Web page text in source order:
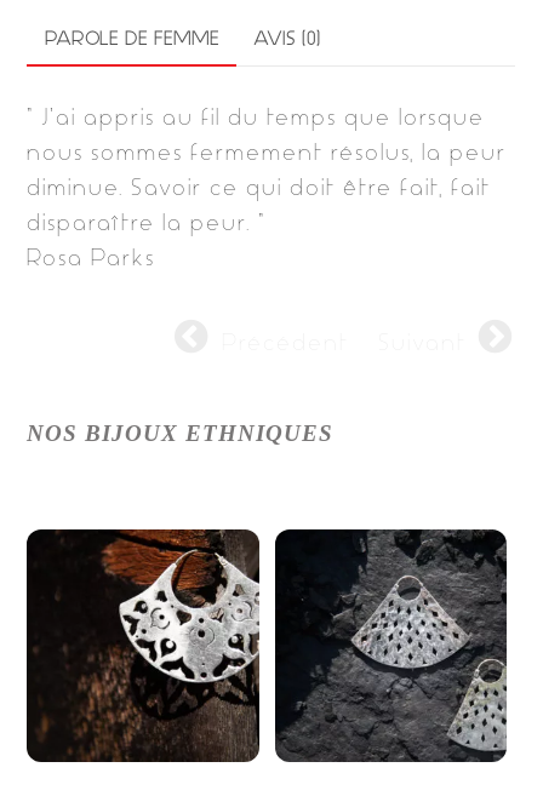
c
e
b
o
o
k
it
t
e
r
k
e
n
PAROLE DE FEMME AVIS (0)
” J’ai appris au fil du temps que lorsque
nous sommes fermement résolus, la peur
diminue. Savoir ce qui doit être fait, fait
disparaître la peur. ”
Rosa Parks
NOS BIJOUX ETHNIQUES